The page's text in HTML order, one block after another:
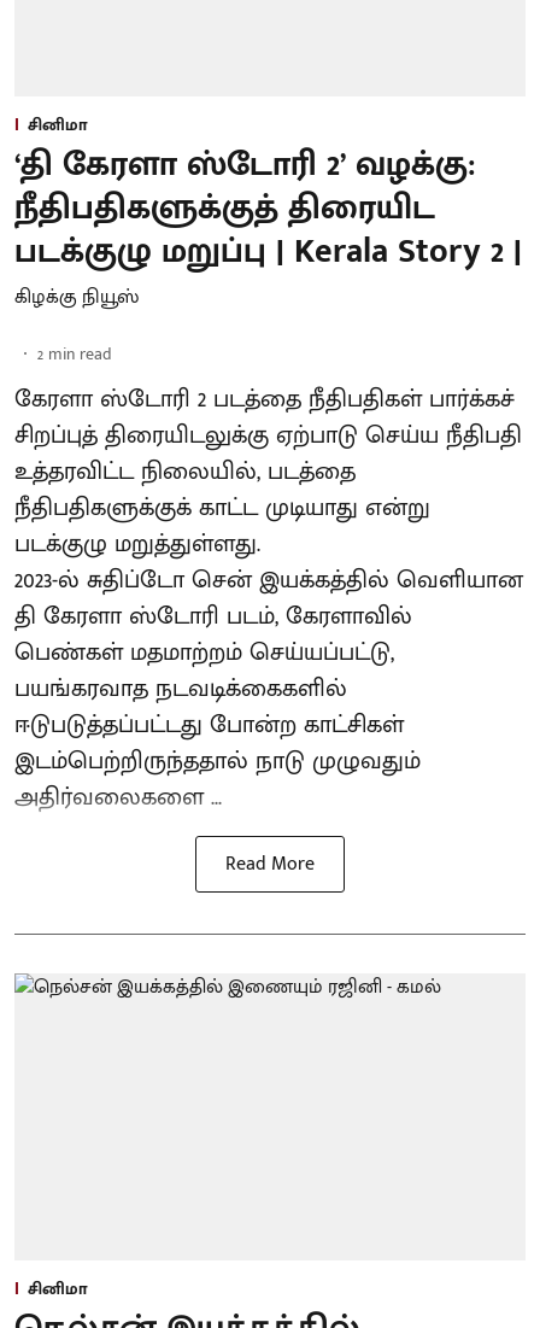
சினிமா
‘தி கேரளா ஸ்டோரி 2’ வழக்கு:
நீதிபதிகளுக்குத் திரையிட
படக்குழு மறுப்பு | Kerala Story 2 |
கிழக்கு நியூஸ்
2 min read
கேரளா ஸ்டோரி 2 படத்தை நீதிபதிகள் பார்க்கச்
சிறப்புத் திரையிடலுக்கு ஏற்பாடு செய்ய நீதிபதி
உத்தரவிட்ட நிலையில், படத்தை
நீதிபதிகளுக்குக் காட்ட முடியாது என்று
படக்குழு மறுத்துள்ளது.
2023-ல் சுதிப்டோ சென் இயக்​கத்​தில் வெளியான
தி கேரளா ஸ்டோரி படம், கேரளாவில்
பெண்கள் மதமாற்றம் செய்யப்பட்டு,
பயங்கரவாத நடவடிக்கைகளில்
ஈடுபடுத்தப்பட்டது போன்ற காட்சிகள்
இடம்பெற்றிருந்ததால் நாடு முழுவதும்
அதிர்வலைகளை ...
Read More
சினிமா